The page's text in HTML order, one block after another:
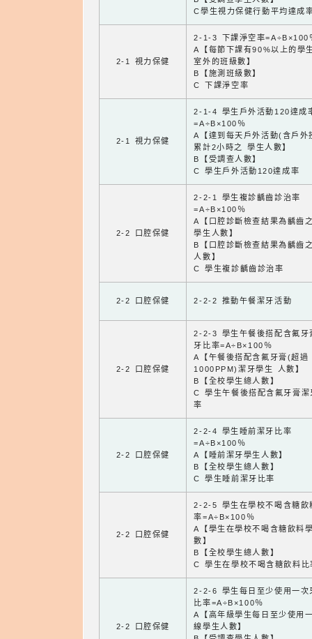
C學生視力保健行動平均達成
2-1 視力保健
2-1-3 下課淨空率=A÷B×100
A【每節下課有90%以上的學
室外的班級數】
B【施測班級數】
C 下課淨空率
2-1 視力保健
2-1-4 學生戶外活動120達成
=A÷B×100％
A【達到每天戶外活動(含戶外
累計2小時之 學生人數】
B【受調查人數】
C 學生戶外活動120達成率
2-2 口腔保健
2-2-1 學生複診齲齒診治率
=A÷B×100％
A【口腔診斷檢查結果為齲齒
學生人數】
B【口腔診斷檢查結果為齲齒
人數】
C 學生複診齲齒診治率
2-2 口腔保健 2-2-2 推動午餐潔牙活動
2-2 口腔保健
2-2-3 學生午餐後搭配含氟牙
牙比率=A÷B×100％
A【午餐後搭配含氟牙膏(超過
1000PPM)潔牙學生 人數】
B【全校學生總人數】
C 學生午餐後搭配含氟牙膏潔
率
2-2 口腔保健
2-2-4 學生睡前潔牙比率
=A÷B×100％
A【睡前潔牙學生人數】
B【全校學生總人數】
C 學生睡前潔牙比率
2-2 口腔保健
2-2-5 學生在學校不喝含糖飲
率=A÷B×100％
A【學生在學校不喝含糖飲料
數】
B【全校學生總人數】
C 學生在學校不喝含糖飲料比
2-2 口腔保健
2-2-6 學生每日至少使用一次
比率=A÷B×100％
A【高年級學生每日至少使用
線學生人數】